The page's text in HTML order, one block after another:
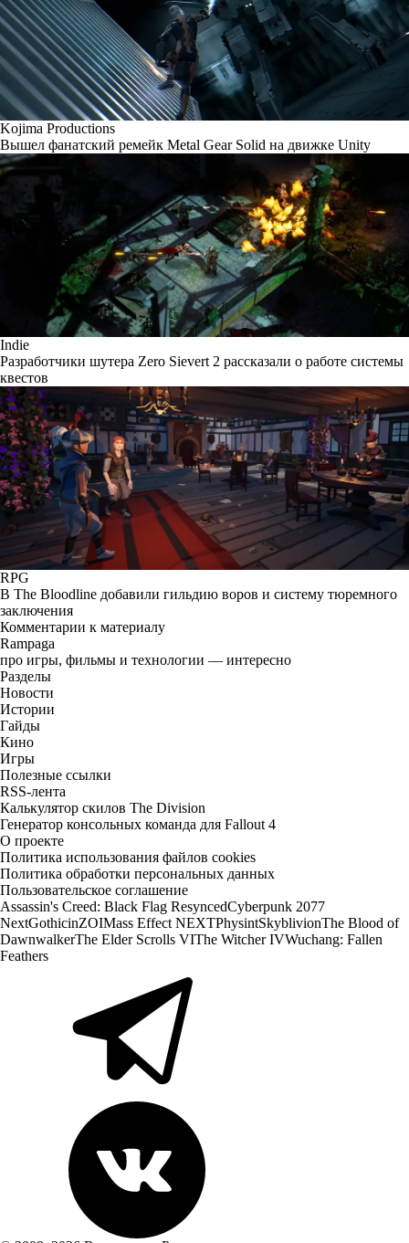
Kojima Productions
Вышел фанатский ремейк Metal Gear Solid на движке Unity
Indie
Разработчики шутера Zero Sievert 2 рассказали о работе системы
квестов
RPG
В The Bloodline добавили гильдию воров и систему тюремного
заключения
Комментарии к материалу
Rampaga
про игры, фильмы и технологии — интересно
Разделы
Новости
Истории
Гайды
Кино
Игры
Полезные ссылки
RSS-лента
Калькулятор скилов The Division
Генератор консольных команда для Fallout 4
О проекте
Политика использования файлов cookies
Политика обработки персональных данных
Пользовательское соглашение
Assassin's Creed: Black Flag ResyncedCyberpunk 2077
NextGothicinZOIMass Effect NEXTPhysintSkyblivionThe Blood of
DawnwalkerThe Elder Scrolls VIThe Witcher IVWuchang: Fallen
Feathers